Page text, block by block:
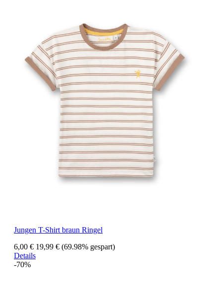
Jungen T-Shirt braun Ringel
6,00 € 19,99 € (69.98% gespart)
Details
-70%